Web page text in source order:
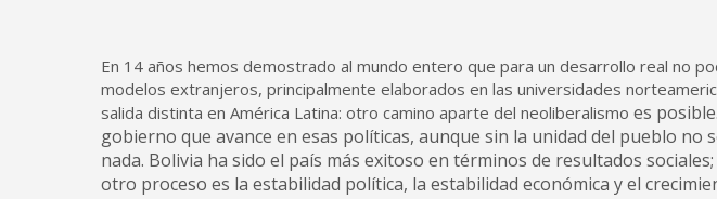
En 14 años hemos demostrado al mundo entero que para un desarrollo real no
modelos extranjeros, principalmente elaborados en las universidades
salida distinta en América Latina: otro camino aparte del neoliberalismo es
gobierno que avance en esas políticas, aunque sin la unidad del pueblo no
nada. Bolivia ha sido el país más exitoso en términos de resultados
otro proceso es la estabilidad política, la estabilidad económica y el